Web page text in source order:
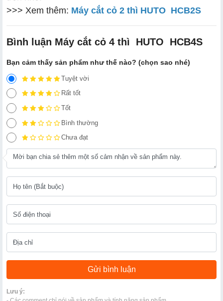
>>> Xem thêm: Máy cắt cỏ 2 thì HUTO HCB2S
Bình luận Máy cắt cỏ 4 thì HUTO HCB4S
Bạn cảm thấy sản phẩm như thế nào? (chọn sao nhé)
Tuyệt vời
Rất tốt
Tốt
Bình thường
Chưa đạt
Lưu ý: